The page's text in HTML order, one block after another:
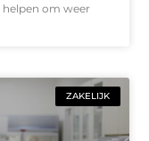
helpen om weer
ZAKELIJK